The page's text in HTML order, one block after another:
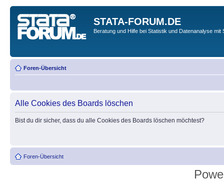
STATA-FORUM.DE
Beratung und Hilfe bei Statistik und Datenanalyse mit
Foren-Übersicht
Alle Cookies des Boards löschen
Bist du dir sicher, dass du alle Cookies des Boards löschen möchtest?
Foren-Übersicht